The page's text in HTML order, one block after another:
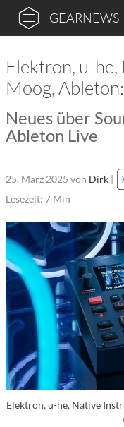
GEARNEWS
Elektron, u-
Moog,
Neues über
Ableton Live
25. März 2025 von Dirk |
Lesezeit: 7 Min
Elektron, u-he, Native